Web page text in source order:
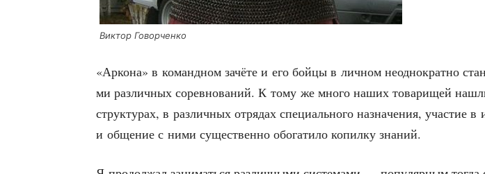
Вик­тор Говорченко
«Арко­на» в команд­ном зачё­те и его бой­цы в лич­ном неод­но­крат­но
ми раз­лич­ных сорев­но­ва­ний. К тому же мно­го наших това­ри­щей
струк­ту­рах, в раз­лич­ных отря­дах спе­ци­аль­но­го назна­че­ния, уча­стие в
и обще­ние с ними суще­ствен­но обо­га­ти­ло копил­ку знаний.